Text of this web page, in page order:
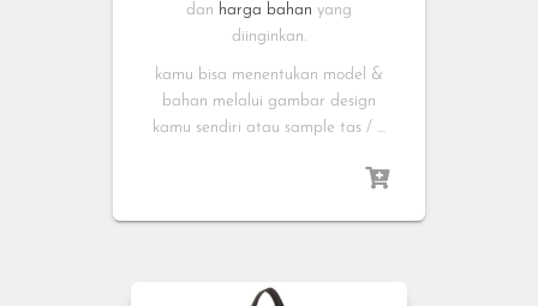
dan harga bahan yang
diinginkan.
kamu bisa menentukan model &
bahan melalui gambar design
kamu sendiri atau sample tas / …